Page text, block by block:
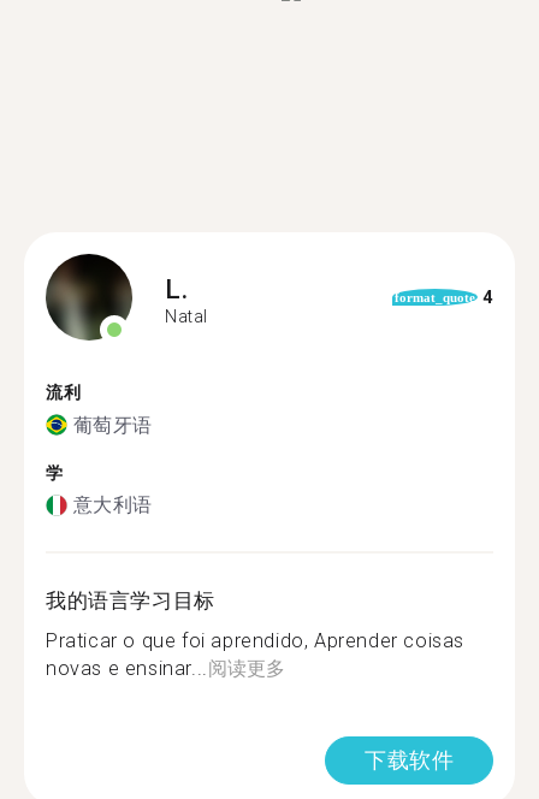
L.
Natal
format_quote 4
流利
葡萄牙语
学
意大利语
我的语言学习目标
Praticar o que foi aprendido, Aprender coisas
novas e ensinar...阅读更多
下载软件